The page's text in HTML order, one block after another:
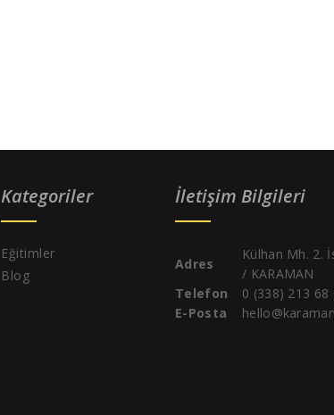
Kategoriler
Eğitimler
Blog
İletişim Bilgileri
Adres
Külhan Mh. 2.
/ KARAMAN
Telefon
0 (338) 213 68
E-Posta